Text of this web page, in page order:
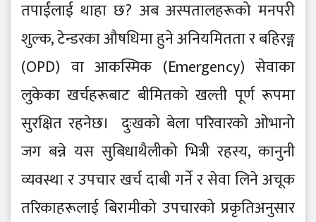
तपाईंलाई थाहा छ? अब अस्पतालहरूको मनपरी
शुल्क, टेन्डरका औषधिमा हुने अनियमितता र बहिरङ्ग
(OPD) वा आकस्मिक (Emergency) सेवाका
लुकेका खर्चहरूबाट बीमितको खल्ती पूर्ण रूपमा
सुरक्षित रहनेछ। दुःखको बेला परिवारको ओभानो
जग बन्ने यस सुबिधाथैलीको भित्री रहस्य, कानुनी
व्यवस्था र उपचार खर्च दाबी गर्ने र सेवा लिने अचूक
तरिकाहरूलाई बिरामीको उपचारको प्रकृतिअनुसार